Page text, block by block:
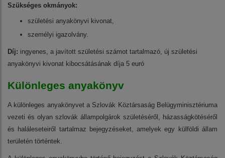
Szükséges okmányok:
születési anyakönyvi kivonat,
személyi igazolvány.
Díj: ingyenes, a javított születési számot tartalmazó, új születési
anyakönyvi kivonat kibocsátásának díja 5 euró
Különleges anyakönyv
A különleges anyakönyvet a Szlovák Köztársaság Belügyminisztériuma
vezeti és olyan szlovák állampolgárok születéséről, házasságkötéséről
és haláleseteiről tartalmaz bejegyzéseket, amelyek egy külföldi állam
területén történtek.